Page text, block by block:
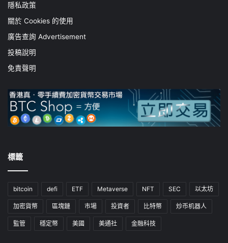
隱私政策
關於 Cookies 的使用
廣告查詢 Advertisement
投稿說明
免責聲明
標籤
bitcoin defi ETF Metaverse NFT SEC 以太坊
加密貨幣 區塊鏈 市場 投資者 比特幣 炒币机器人
監管 穩定幣 美國 美通社 金融科技